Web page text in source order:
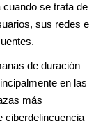
se trata de
sus redes e
de duración
en las
más
ciberdelincuencia